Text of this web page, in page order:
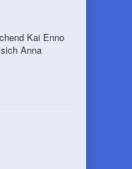
Kai Enno
Anna